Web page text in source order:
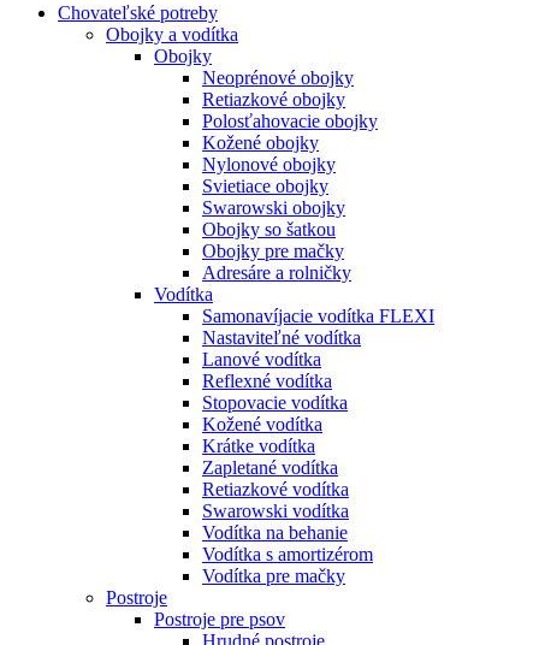
Chovateľské potreby
Obojky a vodítka
Obojky
Neoprénové obojky
Retiazkové obojky
Polosťahovacie obojky
Kožené obojky
Nylonové obojky
Svietiace obojky
Swarowski obojky
Obojky so šatkou
Obojky pre mačky
Adresáre a rolničky
Vodítka
Samonavíjacie vodítka FLEXI
Nastaviteľné vodítka
Lanové vodítka
Reflexné vodítka
Stopovacie vodítka
Kožené vodítka
Krátke vodítka
Zapletané vodítka
Retiazkové vodítka
Swarowski vodítka
Vodítka na behanie
Vodítka s amortizérom
Vodítka pre mačky
Postroje
Postroje pre psov
Hrudné postroje